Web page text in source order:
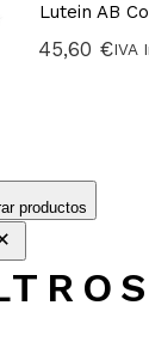
Lutein AB
45,60 €IVA
productos